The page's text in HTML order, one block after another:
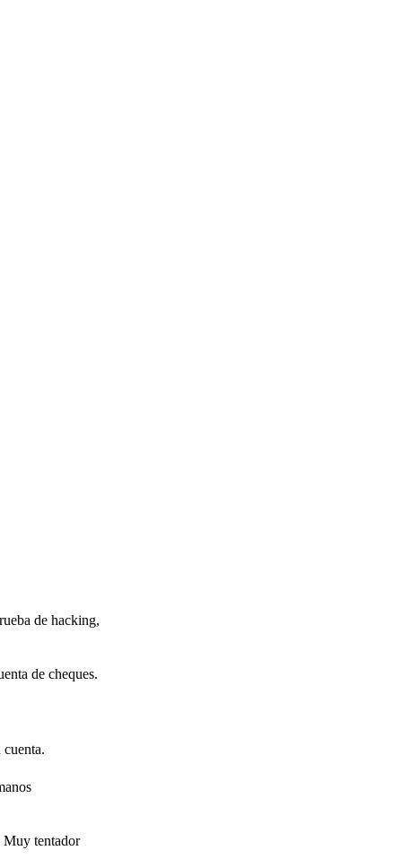
de hacking,
de cheques.
Muy tentador